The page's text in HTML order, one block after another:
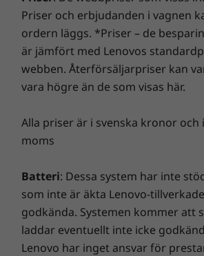
bara är 25,4 mm tjock. Med sin
konstruktion och
som alternativ är detta en
som passar för alla typer av
också ett heltäckande utbud av
bland annat USB-C för överföring
Ljud
2 × 2 W Harman ® -högtalare
Dolby Audio™
Från 1,59 kg
Mått (H × B × D)
Material/ytbehandling
Ovansida och baksida i anodiserat
Baksida i polykarbonatplast
annonsprogram, skadlig kod och
du får en riktigt spännande
Priser och erbjudanden i vagnen
ordern läggs. *Priser – de
är jämfört med Lenovos
webben. Återförsäljarpriser kan
vara högre än de som visas här.
Alla priser är i svenska kronor och
moms
Batteri: Dessa system har inte
som inte är äkta Lenovo-
godkända. Systemen kommer att
laddar eventuellt inte icke
Lenovo har inget ansvar för